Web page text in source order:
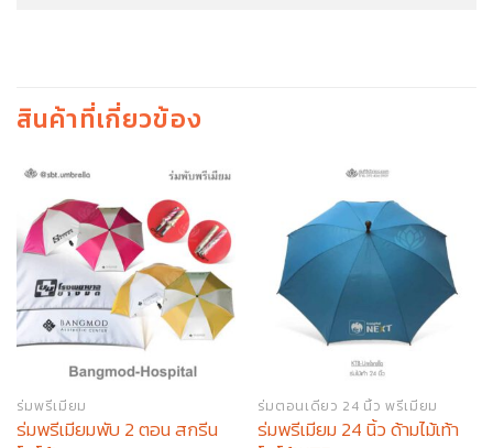
สินค้าที่เกี่ยวข้อง
ร่มพรีเมียม
ร่มพรีเมียมพับ 2 ตอน สกรีน
ร่มตอนเดียว 24 นิ้ว พรีเมียม
ร่มพรีเมียม 24 นิ้ว ด้ามไม้เท้า